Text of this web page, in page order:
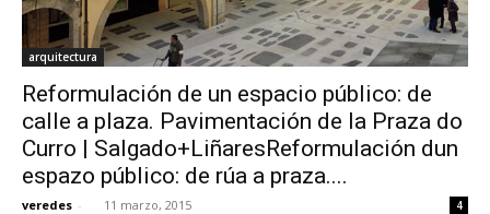
arquitectura
Reformulación de un espacio público: de
calle a plaza. Pavimentación de la Praza do
Curro | Salgado+LiñaresReformulación dun
espazo público: de rúa a praza....
veredes - 11 marzo, 2015 4